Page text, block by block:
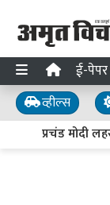
ई-पेपर
व्हील्स
प्रचंड मोदी